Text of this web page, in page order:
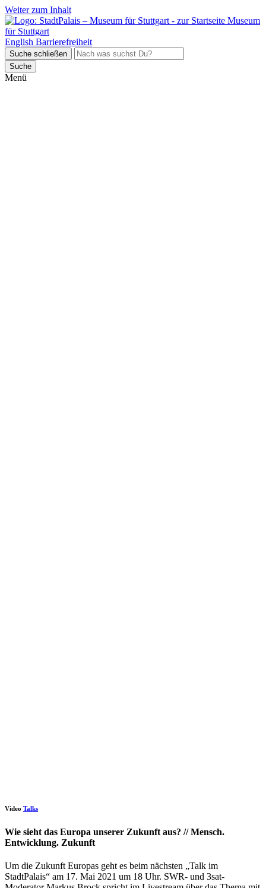
Weiter zum Inhalt
Museum
für Stuttgart
English Barrierefreiheit
Suche schließen
Suche
Menü
Video Talks
Wie sieht das Europa unserer Zukunft aus? // Mensch.
Entwicklung. Zukunft
Um die Zukunft Europas geht es beim nächsten „Talk im
StadtPalais“ am 17. Mai 2021 um 18 Uhr. SWR- und 3sat-